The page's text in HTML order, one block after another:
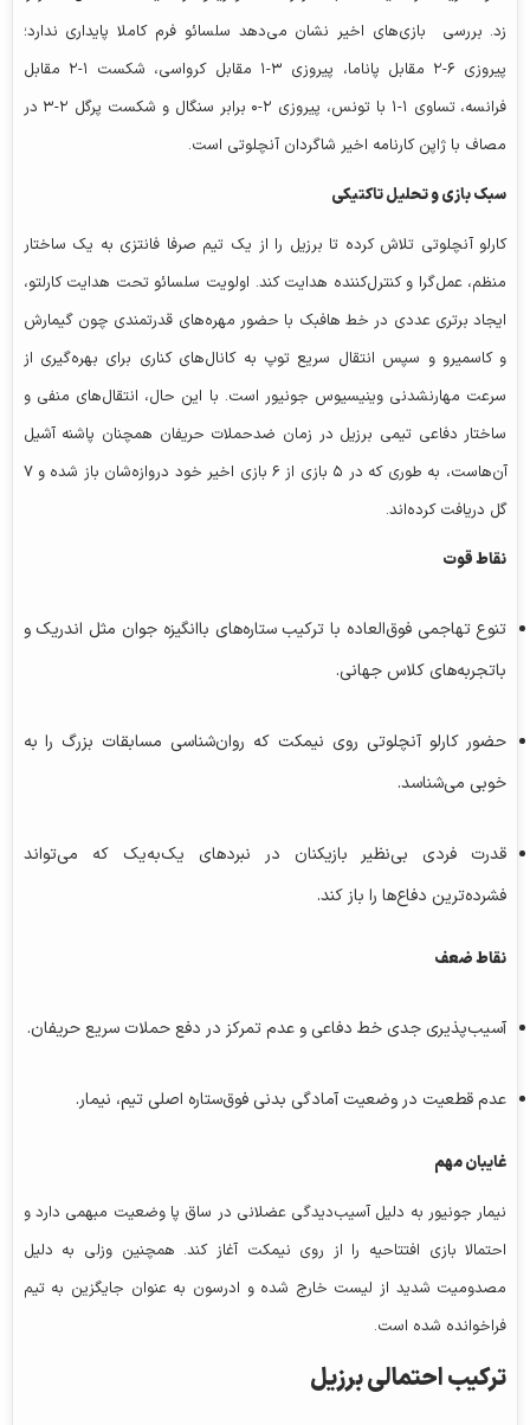
زد. بررسی بازی‌های اخیر نشان می‌دهد سلسائو فرم کاملا پایداری ندارد؛
پیروزی ۶-۲ مقابل پاناما، پیروزی ۳-۱ مقابل کرواسی، شکست ۱-۲ مقابل
فرانسه، تساوی ۱-۱ با تونس، پیروزی ۲-۰ برابر سنگال و شکست پرگل ۲-۳ در
مصاف با ژاپن کارنامه اخیر شاگردان آنچلوتی است.
سبک بازی و تحلیل تاکتیکی
کارلو آنچلوتی تلاش کرده تا برزیل را از یک تیم صرفا فانتزی به یک ساختار
منظم، عمل‌گرا و کنترل‌کننده هدایت کند. اولویت سلسائو تحت هدایت کارلتو،
ایجاد برتری عددی در خط هافبک با حضور مهره‌های قدرتمندی چون گیمارش
و کاسمیرو و سپس انتقال سریع توپ به کانال‌های کناری برای بهره‌گیری از
سرعت مهارنشدنی وینیسیوس جونیور است. با این حال، انتقال‌های منفی و
ساختار دفاعی تیمی برزیل در زمان ضدحملات حریفان همچنان پاشنه آشیل
آن‌هاست، به طوری که در ۵ بازی از ۶ بازی اخیر خود دروازه‌شان باز شده و ۷
گل دریافت کرده‌اند.
نقاط قوت
تنوع تهاجمی فوق‌العاده با ترکیب ستاره‌های باانگیزه جوان مثل اندریک و
باتجربه‌های کلاس جهانی.
حضور کارلو آنچلوتی روی نیمکت که روان‌شناسی مسابقات بزرگ را به
خوبی می‌شناسد.
قدرت فردی بی‌نظیر بازیکنان در نبردهای یک‌به‌یک که می‌تواند
فشرده‌ترین دفاع‌ها را باز کند.
نقاط ضعف
آسیب‌پذیری جدی خط دفاعی و عدم تمرکز در دفع حملات سریع حریفان.
عدم قطعیت در وضعیت آمادگی بدنی فوق‌ستاره اصلی تیم، نیمار.
غایبان مهم
نیمار جونیور به دلیل آسیب‌دیدگی عضلانی در ساق پا وضعیت مبهمی دارد و
احتمالا بازی افتتاحیه را از روی نیمکت آغاز کند. همچنین وزلی به دلیل
مصدومیت شدید از لیست خارج شده و ادرسون به عنوان جایگزین به تیم
فراخوانده شده است.
ترکیب احتمالی برزیل